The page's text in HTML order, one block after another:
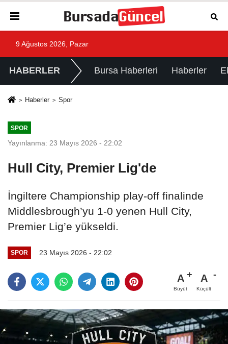
9 Ağustos 2026, Pazar
HABERLER Bursa Haberleri Haberler
Haberler Spor
SPOR
Yayınlanma: 23 Mayıs 2026 - 22:02
Hull City, Premier Lig'de
İngiltere Championship play-off finalinde
Middlesbrough’yu 1-0 yenen Hull City,
Premier Lig’e yükseldi.
SPOR 23 Mayıs 2026 - 22:02
A
Büyüt
A
Küçült